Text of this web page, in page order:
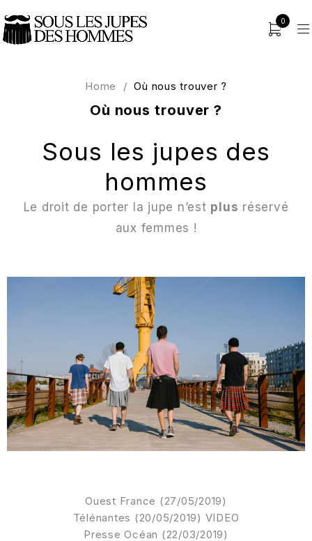
0
Où nous trouver ?
Home / Où nous trouver ?
Sous les jupes des
hommes
Le droit de porter la jupe n’est plus réservé
aux femmes !
Ouest France (27/05/2019)
Télénantes (20/05/2019) VIDEO
Presse Océan (22/03/2019)